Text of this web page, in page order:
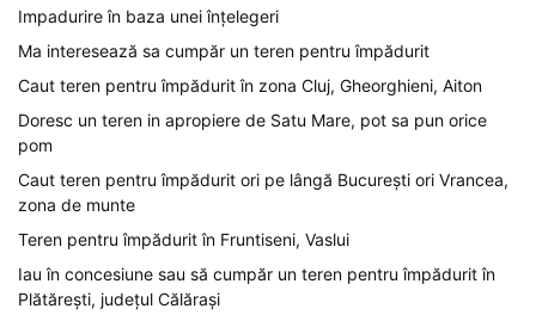
Impadurire în baza unei înțelegeri
Ma interesează sa cumpăr un teren pentru împădurit
Caut teren pentru împădurit în zona Cluj, Gheorghieni, Aiton
Doresc un teren in apropiere de Satu Mare, pot sa pun orice
pom
Caut teren pentru împădurit ori pe lângă București ori Vrancea,
zona de munte
Teren pentru împădurit în Fruntiseni, Vaslui
Iau în concesiune sau să cumpăr un teren pentru împădurit în
Plătărești, județul Călărași